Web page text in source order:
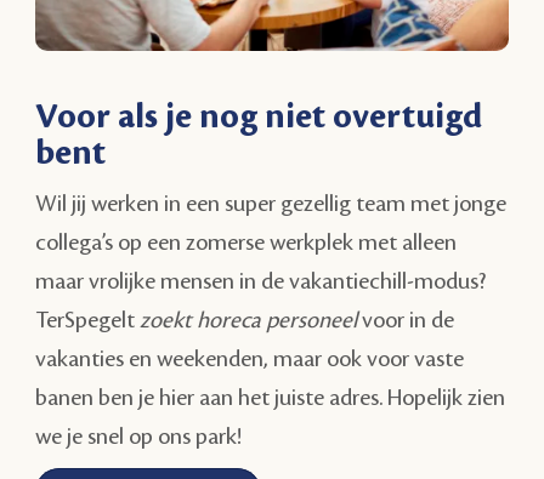
Voor als je nog niet overtuigd
bent
Wil jij werken in een super gezellig team met jonge
collega’s op een zomerse werkplek met alleen
maar vrolijke mensen in de vakantiechill-modus?
TerSpegelt zoekt horeca personeelvoor in de
vakanties en weekenden, maar ook voor vaste
banen ben je hier aan het juiste adres. Hopelijk zien
we je snel op ons park!